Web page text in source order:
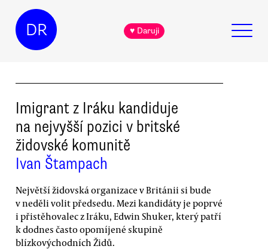
DR ♥ Daruji
Imigrant z Iráku kandiduje
na nejvyšší pozici v britské
židovské komunitě
Ivan Štampach
Největší židovská organizace v Británii si bude
v neděli volit předsedu. Mezi kandidáty je poprvé
i přistěhovalec z Iráku, Edwin Shuker, který patří
k dodnes často opomíjené skupině
blízkovýchodních Židů.